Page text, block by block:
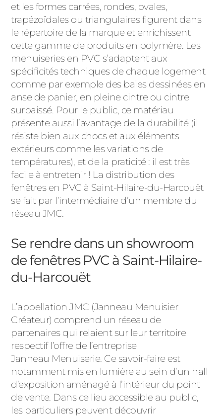
et les formes carrées, rondes, ovales,
trapézoïdales ou triangulaires figurent dans
le répertoire de la marque et enrichissent
cette gamme de produits en polymère. Les
menuiseries en PVC s’adaptent aux
spécificités techniques de chaque logement
comme par exemple des baies dessinées en
anse de panier, en pleine cintre ou cintre
surbaissé. Pour le public, ce matériau
présente aussi l’avantage de la durabilité (il
résiste bien aux chocs et aux éléments
extérieurs comme les variations de
températures), et de la praticité : il est très
facile à entretenir ! La distribution des
fenêtres en PVC à Saint-Hilaire-du-Harcouët
se fait par l’intermédiaire d’un membre du
réseau JMC.
Se rendre dans un showroom
de fenêtres PVC à Saint-Hilaire-
du-Harcouët
L’appellation JMC (Janneau Menuisier
Créateur) comprend un réseau de
partenaires qui relaient sur leur territoire
respectif l’offre de l’entreprise
Janneau Menuiserie. Ce savoir-faire est
notamment mis en lumière au sein d’un hall
d’exposition aménagé à l’intérieur du point
de vente. Dans ce lieu accessible au public,
les particuliers peuvent découvrir